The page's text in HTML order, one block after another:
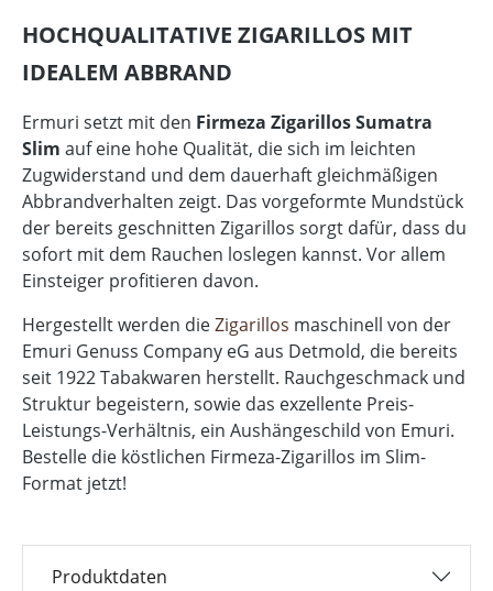
HOCHQUALITATIVE ZIGARILLOS MIT
IDEALEM ABBRAND
Ermuri setzt mit den Firmeza Zigarillos Sumatra
Slim auf eine hohe Qualität, die sich im leichten
Zugwiderstand und dem dauerhaft gleichmäßigen
Abbrandverhalten zeigt. Das vorgeformte Mundstück
der bereits geschnitten Zigarillos sorgt dafür, dass du
sofort mit dem Rauchen loslegen kannst. Vor allem
Einsteiger profitieren davon.
Hergestellt werden dieZigarillos maschinell von der
Emuri Genuss Company eG aus Detmold, die bereits
seit 1922 Tabakwaren herstellt. Rauchgeschmack und
Struktur begeistern, sowie das exzellente Preis-
Leistungs-Verhältnis, ein Aushängeschild von Emuri.
Bestelle die köstlichen Firmeza-Zigarillos im Slim-
Format jetzt!
Produktdaten